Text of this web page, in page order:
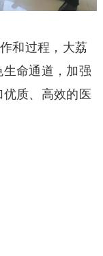
和过程，大荔
命通道，加强
质、高效的医